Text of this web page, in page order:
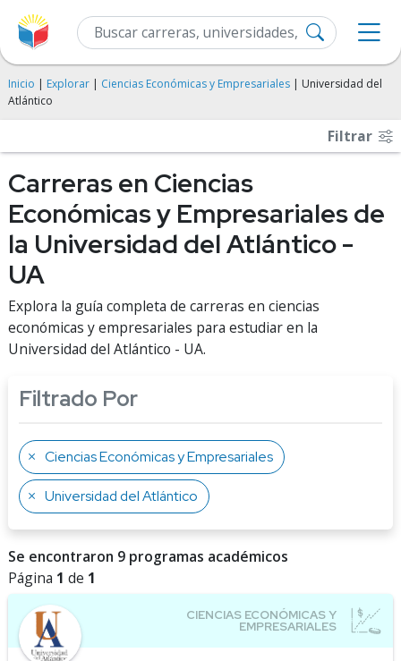
Inicio | Explorar | Ciencias Económicas y Empresariales | Universidad del
Atlántico
Filtrar
Carreras en Ciencias
Económicas y Empresariales de
la Universidad del Atlántico -
UA
Explora la guía completa de carreras en ciencias
económicas y empresariales para estudiar en la
Universidad del Atlántico - UA.
Filtrado Por
Ciencias Económicas y Empresariales
Universidad del Atlántico
Se encontraron 9 programas académicos
Página 1 de 1